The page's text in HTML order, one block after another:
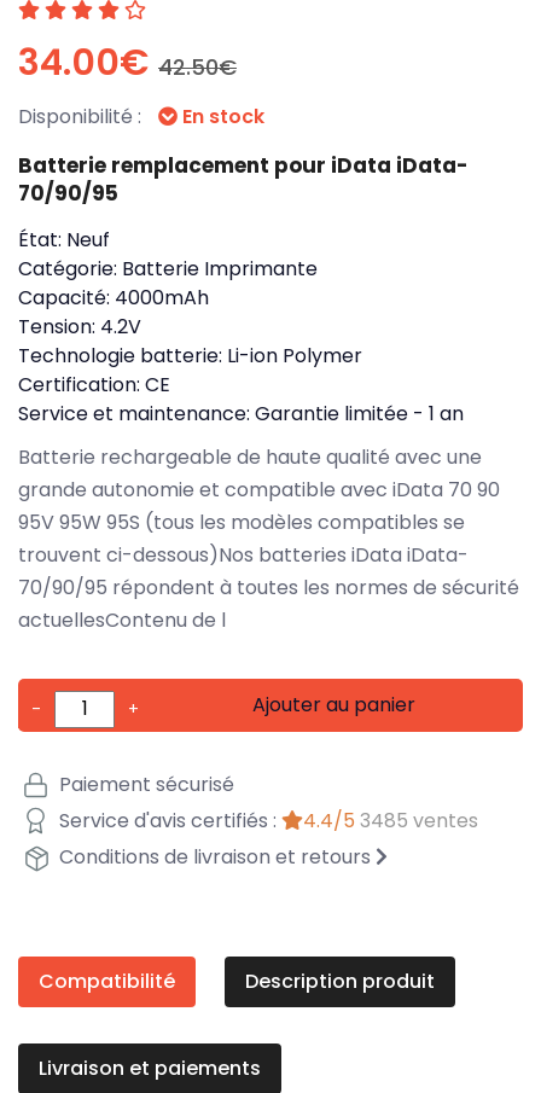
34.00€ 42.50€
Disponibilité : En stock
Batterie remplacement pour iData iData-
70/90/95
État: Neuf
Catégorie: Batterie Imprimante
Capacité: 4000mAh
Tension: 4.2V
Technologie batterie: Li-ion Polymer
Certification: CE
Service et maintenance: Garantie limitée - 1 an
Batterie rechargeable de haute qualité avec une
grande autonomie et compatible avec iData 70 90
95V 95W 95S (tous les modèles compatibles se
trouvent ci-dessous)Nos batteries iData iData-
70/90/95 répondent à toutes les normes de sécurité
actuellesContenu de l
- + Ajouter au panier
Paiement sécurisé
Service d'avis certifiés :
4.4/5 3485 ventes
Conditions de livraison et retours
Compatibilité Description produit
Livraison et paiements